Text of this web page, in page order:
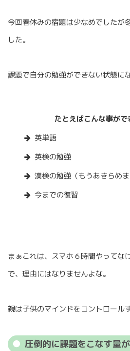
今回春休みの宿題は少なめでしたが
した。
課題で自分の勉強ができない状態に
たとえばこんな事が
英単語
英検の勉強
漢検の勉強（もうあきらめま
今までの復習
まぁこれは、スマホ６時間やってな
で、理由にはなりませんよな。
親は子供のマインドをコントロール
圧倒的に課題をこなす量が